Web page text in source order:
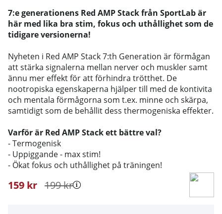
7:e generationens Red AMP Stack från SportLab är
här med lika bra stim, fokus och uthållighet som de
tidigare versionerna!
Nyheten i Red AMP Stack 7:th Generation är förmågan
att stärka signalerna mellan nerver och muskler samt
ännu mer effekt för att förhindra trötthet. De
nootropiska egenskaperna hjälper till med de kontivita
och mentala förmågorna som t.ex. minne och skärpa,
samtidigt som de behållit dess thermogeniska effekter.
Varför är Red AMP Stack ett bättre val?
- Termogenisk
- Uppiggande - max stim!
- Ökat fokus och uthållighet på träningen!
199kr
159 kr